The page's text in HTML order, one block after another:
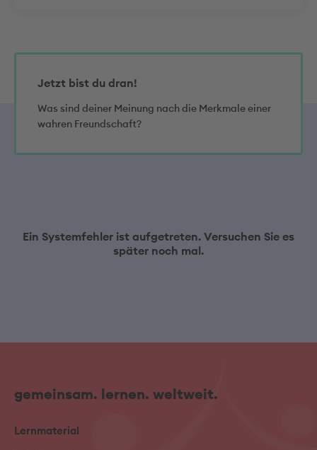
Jetzt bist du dran!
Was sind deiner Meinung nach die Merkmale einer
wahren Freundschaft?
Ein Systemfehler ist aufgetreten. Versuchen Sie es
später noch mal.
gemeinsam. lernen. weltweit.
Lernmaterial